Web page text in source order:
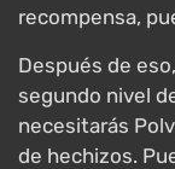
recompensa,
Después de
segundo nivel
necesitarás
de hechizos.